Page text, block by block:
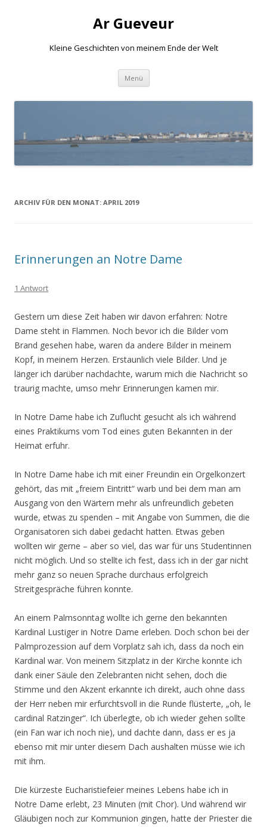
Ar Gueveur
Kleine Geschichten von meinem Ende der Welt
Menü Springe
Inhalt
ARCHIV FÜR DEN MONAT: APRIL 2019
Erinnerungen an Notre Dame
1 Antwort
Gestern um diese Zeit haben wir davon erfahren: Notre
Dame steht in Flammen. Noch bevor ich die Bilder vom
Brand gesehen habe, waren da andere Bilder in meinem
Kopf, in meinem Herzen. Erstaunlich viele Bilder. Und je
länger ich darüber nachdachte, warum mich die Nachricht so
traurig machte, umso mehr Erinnerungen kamen mir.
In Notre Dame habe ich Zuflucht gesucht als ich während
eines Praktikums vom Tod eines guten Bekannten in der
Heimat erfuhr.
In Notre Dame habe ich mit einer Freundin ein Orgelkonzert
gehört, das mit „freiem Eintritt“ warb und bei dem man am
Ausgang von den Wärtern mehr als unfreundlich gebeten
wurde, etwas zu spenden – mit Angabe von Summen, die die
Organisatoren sich dabei gedacht hatten. Etwas geben
wollten wir gerne – aber so viel, das war für uns Studentinnen
nicht möglich. Und so stellte ich fest, dass ich in der gar nicht
mehr ganz so neuen Sprache durchaus erfolgreich
Streitgespräche führen konnte.
An einem Palmsonntag wollte ich gerne den bekannten
Kardinal Lustiger in Notre Dame erleben. Doch schon bei der
Palmprozession auf dem Vorplatz sah ich, dass da noch ein
Kardinal war. Von meinem Sitzplatz in der Kirche konnte ich
dank einer Säule den Zelebranten nicht sehen, doch die
Stimme und den Akzent erkannte ich direkt, auch ohne dass
der Herr neben mir erfurchtsvoll in die Runde flüsterte, „oh, le
cardinal Ratzinger“. Ich überlegte, ob ich wieder gehen sollte
(ein Fan war ich noch nie), und dachte dann, dass er es ja
ebenso mit mir unter diesem Dach aushalten müsse wie ich
mit ihm.
Die kürzeste Eucharistiefeier meines Lebens habe ich in
Notre Dame erlebt, 23 Minuten (mit Chor). Und während wir
Gläubigen noch zur Kommunion gingen, hatte der Priester die